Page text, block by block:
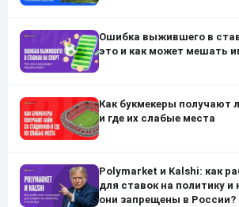
Ошибка выжившего в
это и как может мешать
Как букмекеры получают
и где их слабые места
Polymarket и Kalshi: как
для ставок на политику и
они запрещены в России?